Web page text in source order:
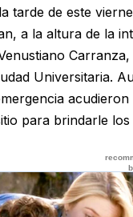
tarde de este
a la altura de la
Carranza,
Universitaria.
acudieron
para brindarle